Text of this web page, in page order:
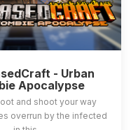
- Urban
Apocalypse
and shoot your way
overrun by the infected